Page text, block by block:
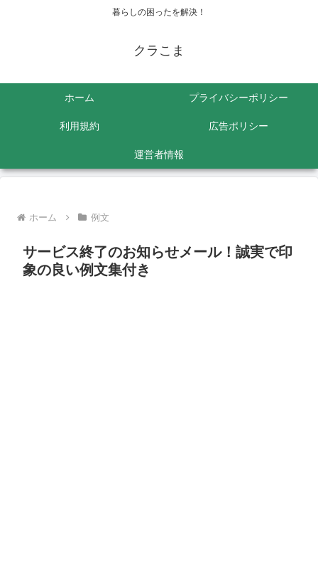
暮らしの困ったを解決！
クラこま
ホーム プライバシーポリシー
利用規約 広告ポリシー
運営者情報
ホーム 例文
サービス終了のお知らせメール！誠実で印
象の良い例文集付き